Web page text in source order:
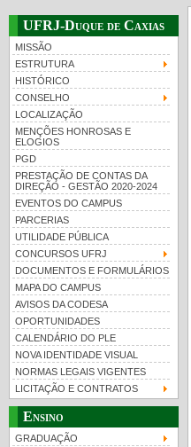
UFRJ-Duque de Caxias
MISSÃO
ESTRUTURA
HISTÓRICO
CONSELHO
LOCALIZAÇÃO
MENÇÕES HONROSAS E
ELOGIOS
PGD
PRESTAÇÃO DE CONTAS DA
DIREÇÃO - GESTÃO 2020-2024
EVENTOS DO CAMPUS
PARCERIAS
UTILIDADE PÚBLICA
CONCURSOS UFRJ
DOCUMENTOS E FORMULÁRIOS
MAPA DO CAMPUS
AVISOS DA CODESA
OPORTUNIDADES
CALENDÁRIO DO PLE
NOVA IDENTIDADE VISUAL
NORMAS LEGAIS VIGENTES
LICITAÇÃO E CONTRATOS
Ensino
GRADUAÇÃO
UFRJ 100 anos